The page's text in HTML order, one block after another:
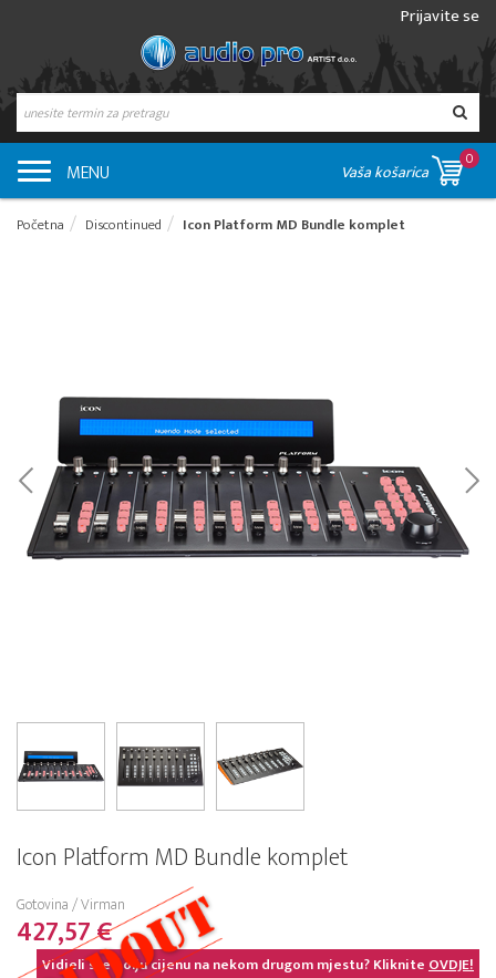
Prijavite se
MENU Vaša košarica
0
Početna Discontinued Icon Platform MD Bundle komplet
Icon Platform MD Bundle komplet
Gotovina / Virman
427,57 €
Vidjeli ste bolju cijenu na nekom drugom mjestu? KlikniteOVDJE!